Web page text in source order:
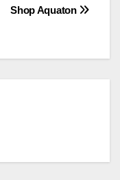
Shop Aquaton